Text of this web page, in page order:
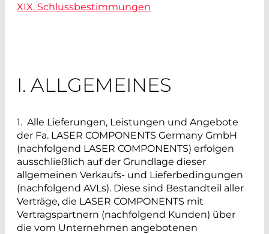
XIX. Schlussbestimmungen
I. ALLGEMEINES
1. Alle Lieferungen, Leistungen und Angebote
der Fa. LASER COMPONENTS Germany GmbH
(nachfolgend LASER COMPONENTS) erfolgen
ausschließlich auf der Grundlage dieser
allgemeinen Verkaufs- und Lieferbedingungen
(nachfolgend AVLs). Diese sind Bestandteil aller
Verträge, die LASER COMPONENTS mit
Vertragspartnern (nachfolgend Kunden) über
die vom Unternehmen angebotenen